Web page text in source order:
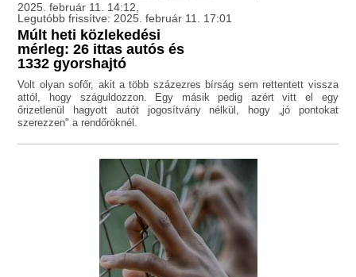
2025. február 11. 14:12,
Legutóbb frissítve: 2025. február 11. 17:01
Múlt heti közlekedési
mérleg: 26 ittas autós és
1332 gyorshajtó
Volt olyan sofőr, akit a több százezres bírság sem rettentett vissza
attól, hogy száguldozzon. Egy másik pedig azért vitt el egy
őrizetlenül hagyott autót jogosítvány nélkül, hogy „jó pontokat
szerezzen" a rendőröknél.